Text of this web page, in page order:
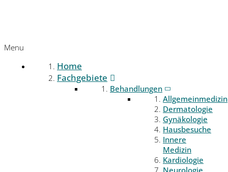
Menu
Home
Fachgebiete
Behandlungen
Allgemeinmedizin
Dermatologie
Gynäkologie
Hausbesuche
Innere
Medizin
Kardiologie
Neurologie